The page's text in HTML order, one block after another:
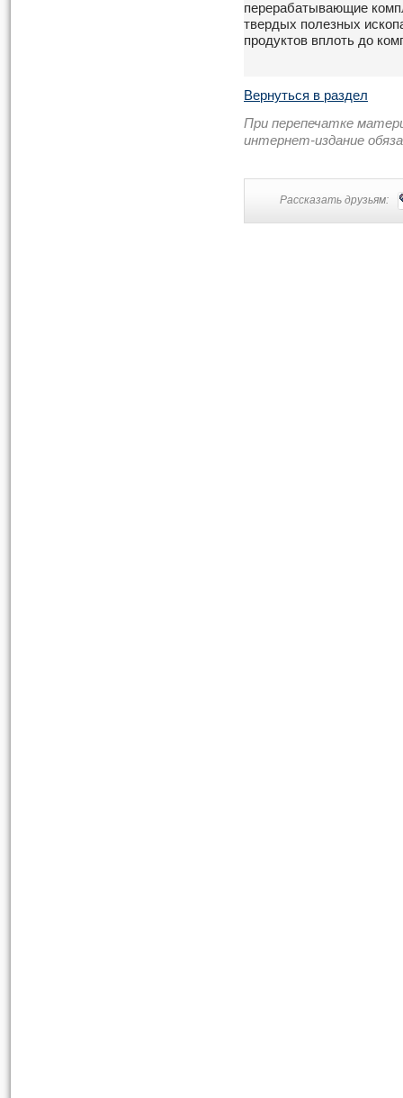
перерабатывающие
твердых полезных
продуктов вплоть до
Вернуться в раздел
При перепечатке
интернет-издание
Рассказать друзьям: